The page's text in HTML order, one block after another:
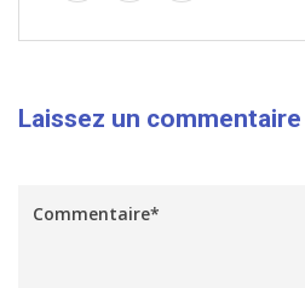
Laissez un commentaire